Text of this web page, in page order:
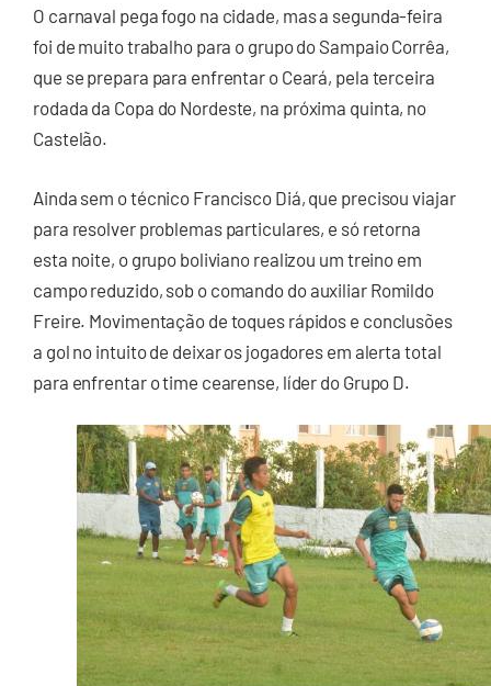
O carnaval pega fogo na cidade, mas a segunda-feira
foi de muito trabalho para o grupo do Sampaio Corrêa,
que se prepara para enfrentar o Ceará, pela terceira
rodada da Copa do Nordeste, na próxima quinta, no
Castelão.
Ainda sem o técnico Francisco Diá, que precisou viajar
para resolver problemas particulares, e só retorna
esta noite, o grupo boliviano realizou um treino em
campo reduzido, sob o comando do auxiliar Romildo
Freire. Movimentação de toques rápidos e conclusões
a gol no intuito de deixar os jogadores em alerta total
para enfrentar o time cearense, líder do Grupo D.